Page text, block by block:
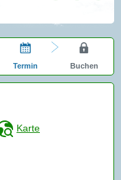
Termin Buchen
Karte